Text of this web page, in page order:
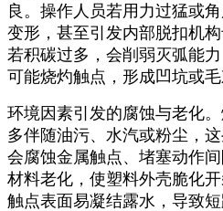
良。操作人员若用力过猛或
变形，甚至引发内部脱扣机
若积碳过多，会削弱灭弧能
可能烧灼触点，形成凹坑或毛
环境因素引发的腐蚀与老化
多伴随油污、水汽或粉尘，
会腐蚀金属触点、堵塞动作
材料老化，使塑料外壳脆化
触点表面易凝结露水，导致